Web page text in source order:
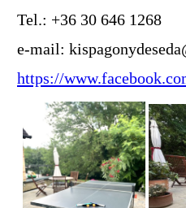
Tel.: +36 30 646 1268
e-mail:
https://